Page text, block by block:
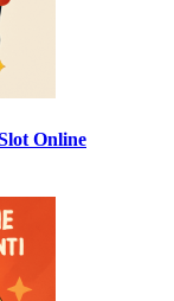
Online